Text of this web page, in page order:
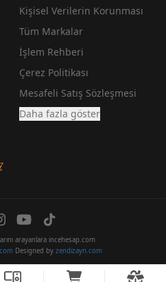
Kişisel Verilerin Korunması
Tüm Markalar
İşlem Rehberi
Çerez Politikası
Mesafeli Satış Sözleşmesi
Daha fazla göster
arayanlara incehesap.com
Designed by zendizayn.com